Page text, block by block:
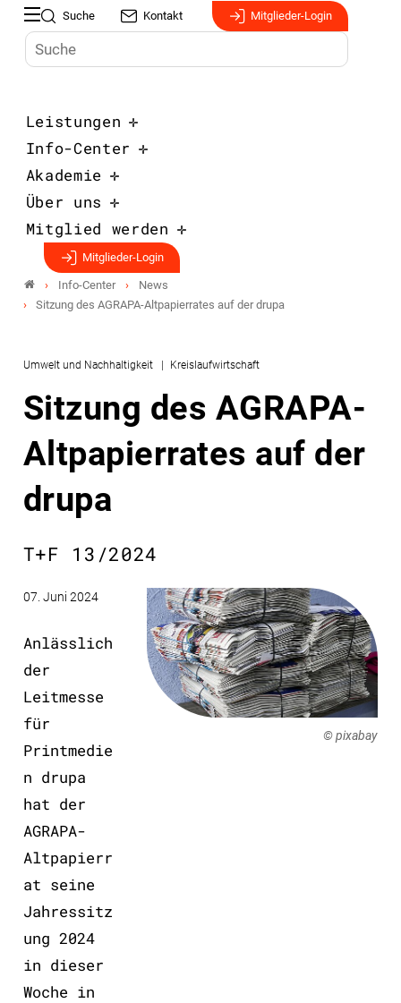
Suche Kontakt Mitglieder-Login
Leistungen
Info-Center
Akademie
Über uns
Mitglied werden
Mitglieder-Login
Info-Center
News
Sitzung des AGRAPA-Altpapierrates auf der drupa
Umwelt und Nachhaltigkeit Kreislaufwirtschaft
Sitzung des AGRAPA-
Altpapierrates auf der
drupa
T+F 13/2024
07. Juni 2024
Anlässlich
der
Leitmesse
für
Printmedie
n drupa
hat der
AGRAPA-
Altpapierr
at seine
Jahressitz
ung 2024
in dieser
Woche in
© pixabay